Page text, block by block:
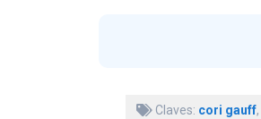
Claves: cori gauff,